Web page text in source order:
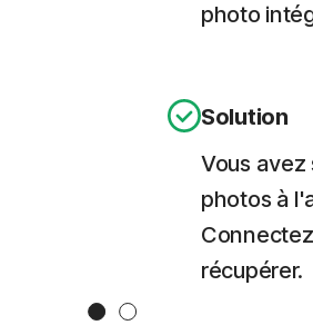
photo
Solution
Vous
photos à
récupérer.
Slide 1 Slide 2